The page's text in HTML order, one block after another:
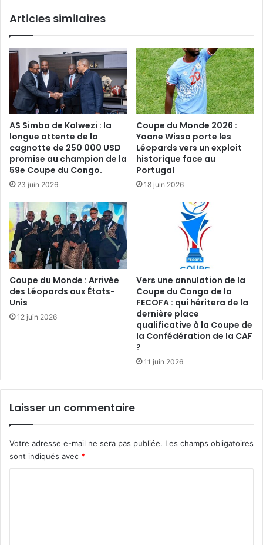
personne
Articles similaires
AS Simba de Kolwezi : la
longue attente de la
cagnotte de 250 000 USD
promise au champion de la
59e Coupe du Congo.
23 juin 2026
Coupe du Monde 2026 :
Yoane Wissa porte les
Léopards vers un exploit
historique face au
Portugal
18 juin 2026
Coupe du Monde : Arrivée
des Léopards aux États-
Unis
12 juin 2026
Vers une annulation de la
Coupe du Congo de la
FECOFA : qui héritera de la
dernière place
qualificative à la Coupe de
la Confédération de la CAF
?
11 juin 2026
Laisser un commentaire
Votre adresse e-mail ne sera pas publiée. Les champs obligatoires
sont indiqués avec *